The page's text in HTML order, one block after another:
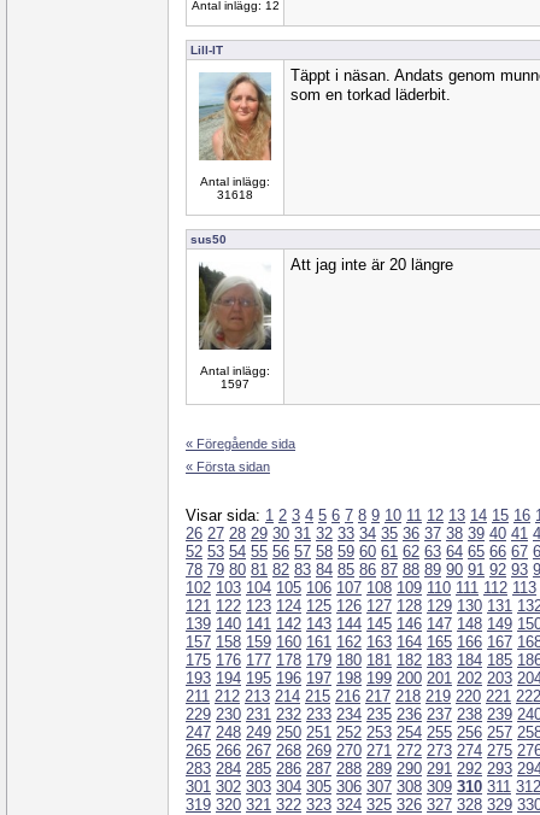
Antal inlägg: 12
Lill-IT
Antal inlägg:
31618
Täppt i näsan. Andats genom
som en torkad läderbit.
sus50
Antal inlägg:
1597
Att jag inte är 20 längre
« Föregående sida
« Första sidan
Visar sida: 1 2 3 4 5 6 7 8 9 10 11 12 13 14 15 16
26 27 28 29 30 31 32 33 34 35 36 37 38 39 40 41
52 53 54 55 56 57 58 59 60 61 62 63 64 65 66 67
78 79 80 81 82 83 84 85 86 87 88 89 90 91 92 93
102 103 104 105 106 107 108 109 110 111 112 113
121 122 123 124 125 126 127 128 129 130 131
139 140 141 142 143 144 145 146 147 148 149
157 158 159 160 161 162 163 164 165 166 167
175 176 177 178 179 180 181 182 183 184 185
193 194 195 196 197 198 199 200 201 202 203
211 212 213 214 215 216 217 218 219 220 221 222
229 230 231 232 233 234 235 236 237 238 239
247 248 249 250 251 252 253 254 255 256 257
265 266 267 268 269 270 271 272 273 274 275
283 284 285 286 287 288 289 290 291 292 293
301 302 303 304 305 306 307 308 309 310 311 312
319 320 321 322 323 324 325 326 327 328 329